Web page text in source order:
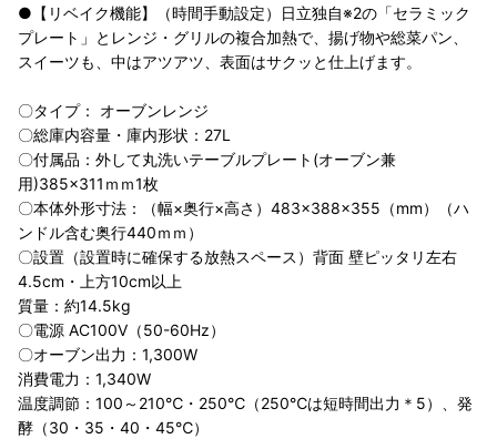
●【リベイク機能】（時間手動設定）日立独自※2の「セラミック
プレート」とレンジ・グリルの複合加熱で、揚げ物や総菜パン、
スイーツも、中はアツアツ、表面はサクッと仕上げます。
〇タイプ： オーブンレンジ
〇総庫内容量・庫内形状：27L
〇付属品：外して丸洗いテーブルプレート(オーブン兼
用)385×311ｍｍ1枚
〇本体外形寸法：（幅×奥行×高さ）483×388×355（mm）（ハ
ンドル含む奥行440ｍｍ）
〇設置（設置時に確保する放熱スペース）背面 壁ピッタリ左右
4.5cm・上方10cm以上
質量：約14.5kg
〇電源 AC100V（50-60Hz）
〇オーブン出力：1,300W
消費電力：1,340W
温度調節：100～210℃・250℃（250℃は短時間出力＊5）、発
酵（30・35・40・45℃）